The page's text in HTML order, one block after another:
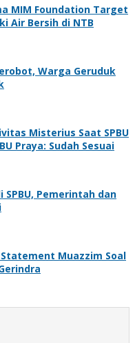
MIM Foundation Target
Air Bersih di NTB
Warga Geruduk
Misterius Saat SPBU
Praya: Sudah Sesuai
Pemerintah dan
Muazzim Soal